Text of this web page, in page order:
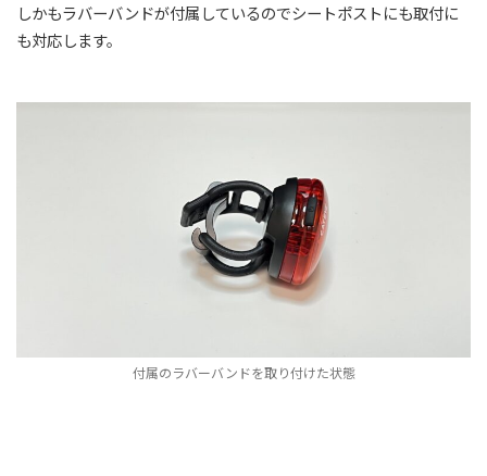
しかもラバーバンドが付属しているのでシートポストにも取付に
も対応します。
付属のラバーバンドを取り付けた状態